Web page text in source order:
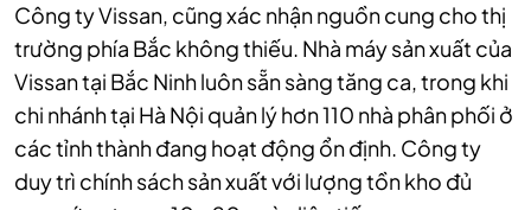
Công ty Vissan, cũng xác nhận nguồn cung cho thị
trường phía Bắc không thiếu. Nhà máy sản xuất của
Vissan tại Bắc Ninh luôn sẵn sàng tăng ca, trong khi
chi nhánh tại Hà Nội quản lý hơn 110 nhà phân phối ở
các tỉnh thành đang hoạt động ổn định. Công ty
duy trì chính sách sản xuất với lượng tồn kho đủ